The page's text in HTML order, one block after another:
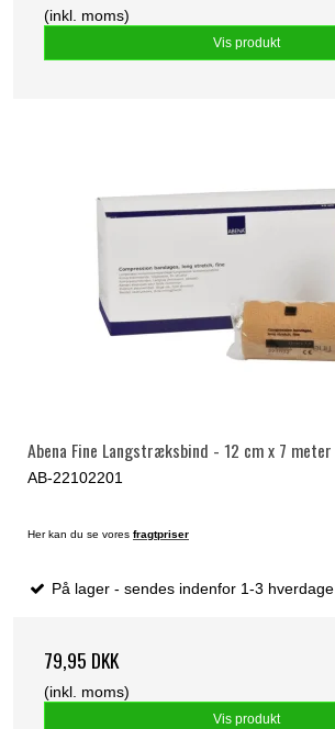
(inkl. moms)
Vis produkt
Abena Fine Langstræksbind - 12 cm x 7 meter
AB-22102201
Her kan du se vores fragtpriser
På lager - sendes indenfor 1-3 hverdage
79,95 DKK
(inkl. moms)
Vis produkt